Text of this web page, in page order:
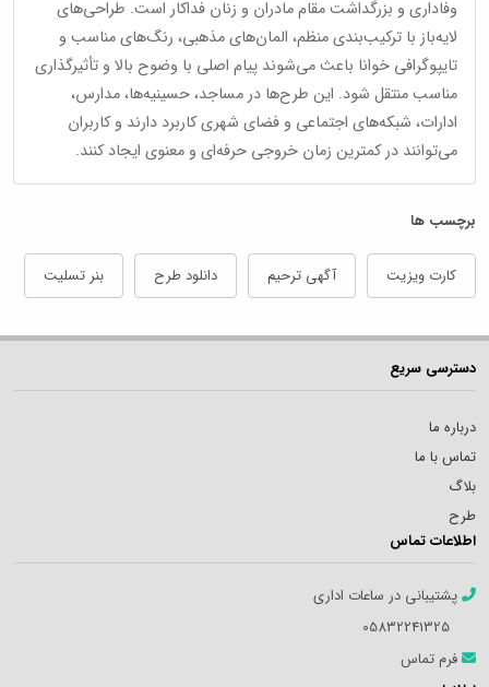
وفاداری و بزرگداشت مقام مادران و زنان فداکار است. طراحی‌های
لایه‌باز با ترکیب‌بندی منظم، المان‌های مذهبی، رنگ‌های مناسب و
تایپوگرافی خوانا باعث می‌شوند پیام اصلی با وضوح بالا و تأثیرگذاری
مناسب منتقل شود. این طرح‌ها در مساجد، حسینیه‌ها، مدارس،
ادارات، شبکه‌های اجتماعی و فضای شهری کاربرد دارند و کاربران
می‌توانند در کمترین زمان خروجی حرفه‌ای و معنوی ایجاد کنند.
برچسب ها
کارت ویزیت آگهی ترحیم دانلود طرح بنر تسلیت
دسترسی سریع
درباره ما
تماس با ما
بلاگ
طرح
اطلاعات تماس
پشتیبانی در ساعات اداری
05832241325
فرم تماس